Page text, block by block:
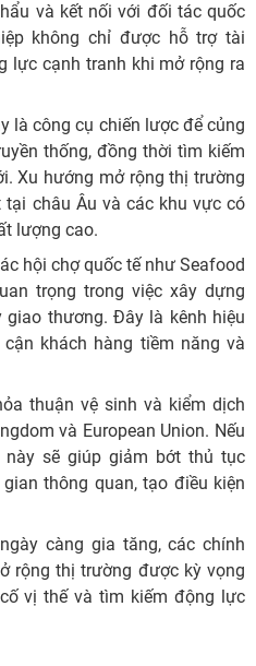
và kết nối với đối tác quốc
không chỉ được hỗ trợ tài
lực cạnh tranh khi mở rộng ra
là công cụ chiến lược để củng
thống, đồng thời tìm kiếm
Xu hướng mở rộng thị trường
châu Âu và các khu vực có
lượng cao.
hội chợ quốc tế như Seafood
trọng trong việc xây dựng
thương. Đây là kênh hiệu
khách hàng tiềm năng và
thuận vệ sinh và kiểm dịch
và European Union. Nếu
sẽ giúp giảm bớt thủ tục
thông quan, tạo điều kiện
càng gia tăng, các chính
rộng thị trường được kỳ vọng
vị thế và tìm kiếm động lực